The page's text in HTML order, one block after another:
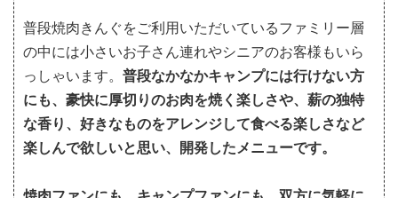
普段焼肉きんぐをご利用いただいているファミリー層
の中には小さいお子さん連れやシニアのお客様もいら
っしゃいます。 普段なかなかキャンプには行けない方
にも、豪快に厚切りのお肉を焼く楽しさや、薪の独特
な香り、好きなものをアレンジして食べる楽しさなど
楽しんで欲しいと思い、開発したメニューです。